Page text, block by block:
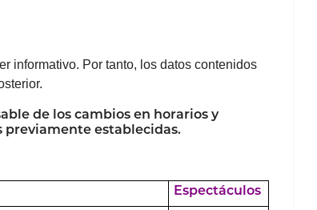
informativo. Por tanto, los datos contenidos
de los cambios en horarios y
previamente establecidas.
Espectáculos